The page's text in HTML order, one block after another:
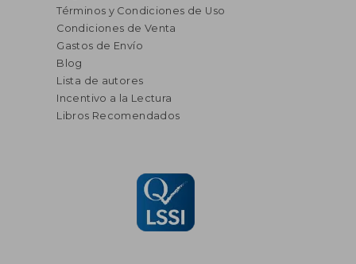
Términos y Condiciones de Uso
Condiciones de Venta
Gastos de Envío
Blog
Lista de autores
Incentivo a la Lectura
Libros Recomendados